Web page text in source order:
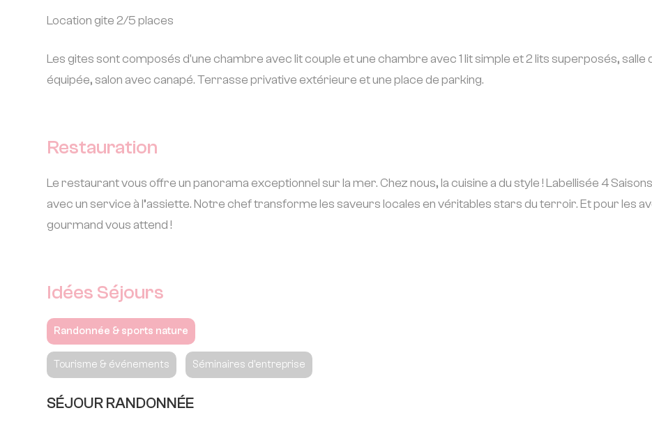
Location gite 2/5 places
Les gites sont composés d'une chambre avec lit couple et une chambre avec 1 lit simple et 2 lits superposés, salle
équipée, salon avec canapé. Terrasse privative extérieure et une place de parking.
Restauration
Le restaurant vous offre un panorama exceptionnel sur la mer. Chez nous, la cuisine a du style ! Labellisée 4
avec un service à l’assiette. Notre chef transforme les saveurs locales en véritables stars du terroir. Et pour les
gourmand vous attend !
Idées Séjours
Randonnée & sports nature
Tourisme & événements Séminaires d'entreprise
SÉJOUR RANDONNÉE